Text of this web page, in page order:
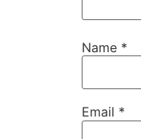
Name *
Email *